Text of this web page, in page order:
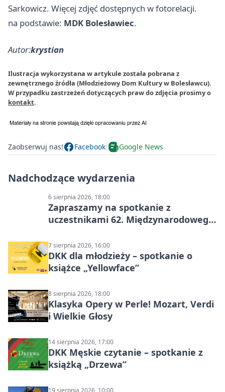
Sarkowicz. Więcej zdjęć dostępnych w fotorelacji.
na podstawie: MDK Bolesławiec.
Autor:krystian
Ilustracja wykorzystana w artykule została pobrana z
zewnętrznego źródła (Młodzieżowy Dom Kultury w Bolesławcu).
W przypadku zastrzeżeń dotyczących praw do zdjęcia prosimy o
kontakt.
Zaobserwuj nas! Facebook Google News
Nadchodzące wydarzenia
6 sierpnia 2026, 18:00
Zapraszamy na spotkanie z
uczestnikami 62. Międzynarodowego
7 sierpnia 2026, 16:00
DKK dla młodzieży – spotkanie o
książce „Yellowface”
8 sierpnia 2026, 18:00
Klasyka Opery w Perle! Mozart, Verdi
i Wielkie Głosy
14 sierpnia 2026, 17:00
DKK Męskie czytanie – spotkanie z
książką „Drzewa”
19 sierpnia 2026, 10:00